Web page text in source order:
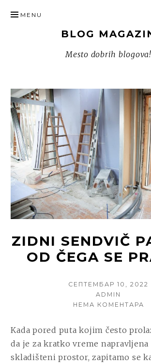
TO
BLOG
Mesto dobrih blogova!
MENU
ZIDNI SENDVIČ
OD ČEGA SE
POSTED
СЕПТЕМБАР 10, 2022
AUTHOR
ADMIN
НЕМА КОМЕНТАРА
–
Kada pored puta kojim često
da je za kratko vreme
skladišteni prostor, zapitamo se